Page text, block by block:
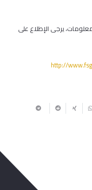
يرجى الإطلاع على
http://